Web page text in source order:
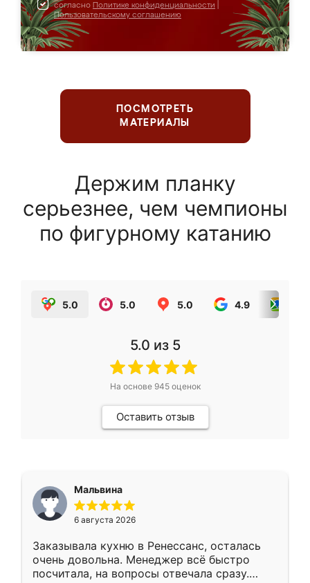
согласно Политике конфиденциальности
Пользовательскому соглашению
ПОСМОТРЕТЬ
МАТЕРИАЛЫ
Держим планку
серьезнее, чем чемпионы
по фигурному катанию
5.0 5.0 5.0 4.9
5.0 из 5
На основе 945оценок
Оставить отзыв
Мальвина
6 августа 2026
Заказывала кухню в Ренессанс, осталась
очень довольна. Менеджер всё быстро
посчитала, на вопросы отвечала сразу.